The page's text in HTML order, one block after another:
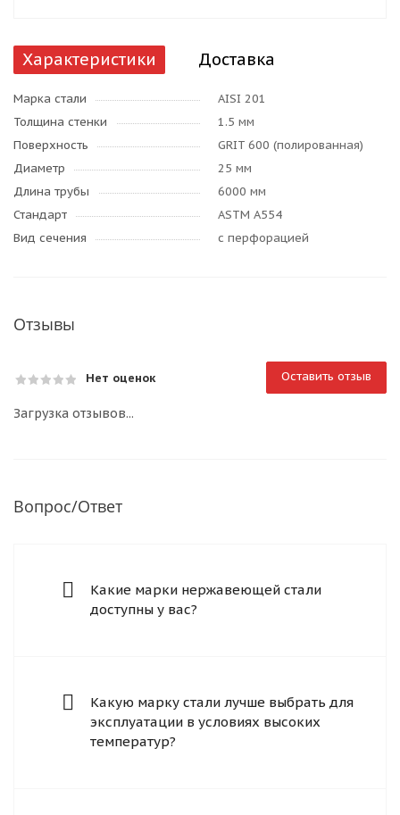
Характеристики Доставка
Марка стали
AISI 201
Толщина стенки
1.5 мм
Поверхность
GRIT 600 (полированная)
Диаметр
25 мм
Длина трубы
6000 мм
Стандарт
ASTM A554
Вид сечения
с перфорацией
Отзывы
Нет оценок Оставить отзыв
Загрузка отзывов...
Вопрос/Ответ
Какие марки нержавеющей стали
доступны у вас?
Какую марку стали лучше выбрать для
эксплуатации в условиях высоких
температур?